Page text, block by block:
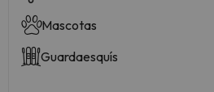
Mascotas
Guardaesquís